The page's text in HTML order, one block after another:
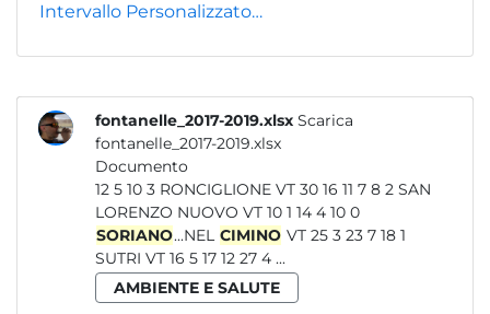
Intervallo Personalizzato…
fontanelle_2017-2019.xlsx Scarica
fontanelle_2017-2019.xlsx
Documento
12 5 10 3 RONCIGLIONE VT 30 16 11 7 8 2 SAN
LORENZO NUOVO VT 10 1 14 4 10 0
SORIANO...NEL CIMINO VT 25 3 23 7 18 1
SUTRI VT 16 5 17 12 27 4 ...
AMBIENTE E SALUTE